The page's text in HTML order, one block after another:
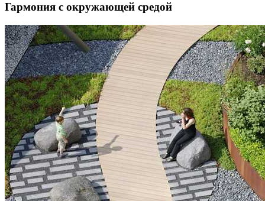
Гармония с окружающей средой